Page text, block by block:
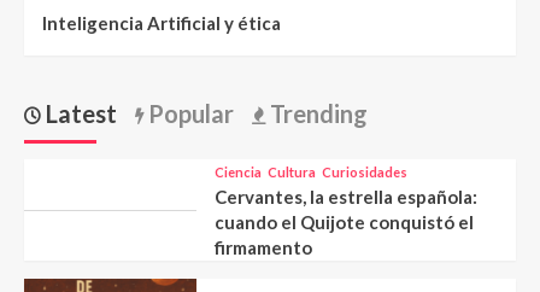
Inteligencia Artificial y ética
Latest Popular Trending
Ciencia Cultura Curiosidades
Cervantes, la estrella española:
cuando el Quijote conquistó el
firmamento